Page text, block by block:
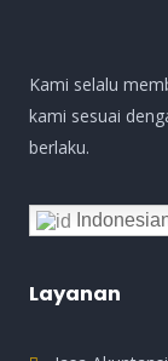
Kami selalu
kami sesuai
berlaku.
Layanan